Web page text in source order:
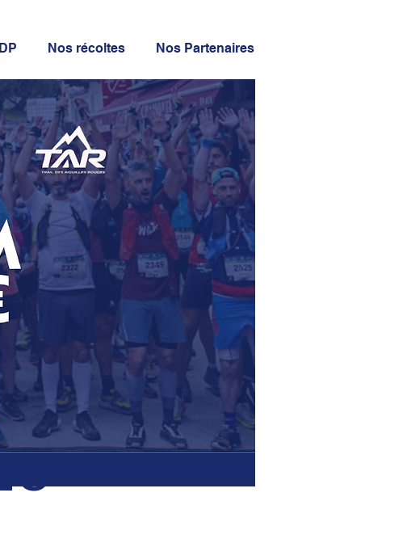
Nos récoltes Nos Partenaires